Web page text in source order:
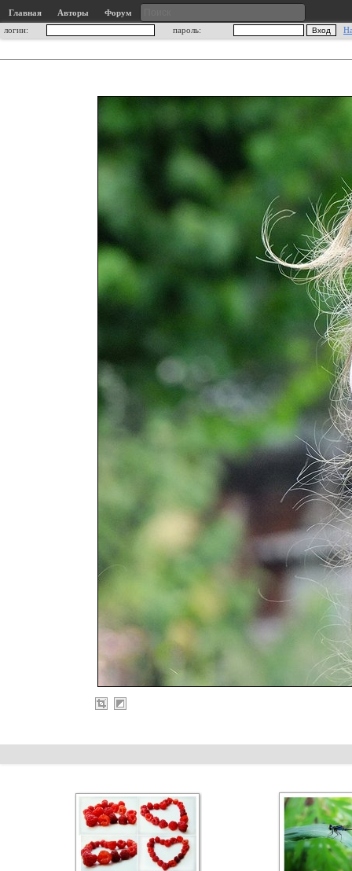
Главная Авторы
Форум
логин:
пароль: